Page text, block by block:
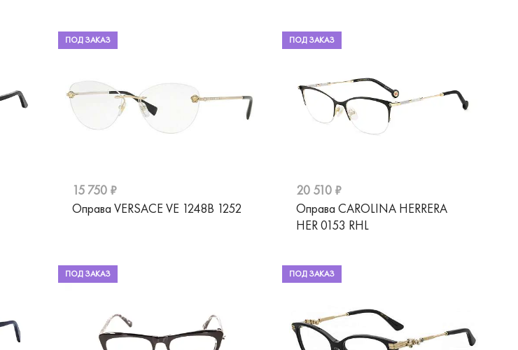
ПОД ЗАКАЗ
15 750 ₽
Оправа VERSACE VE 1248B 1252
ПОД ЗАКАЗ
20 510 ₽
Оправа CAROLINA HERRERA
HER 0153 RHL
ПОД ЗАКАЗ ПОД ЗАКАЗ